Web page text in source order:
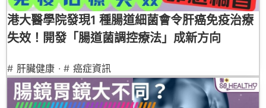
港大醫學院發現1 種腸道細菌會令肝癌免疫治療
失效！開發「腸道菌調控療法」成新方向
# 肝臟健康 · # 癌症資訊